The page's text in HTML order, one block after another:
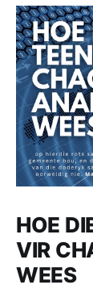
HOE
VIR
WEES